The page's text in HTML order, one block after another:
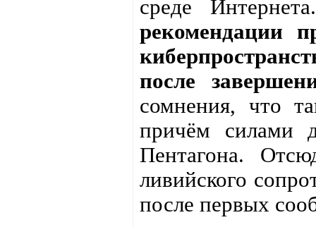
среде
рекомендации
после
сомнения, что
причём силами
Пентагона.
ливийского
после первых